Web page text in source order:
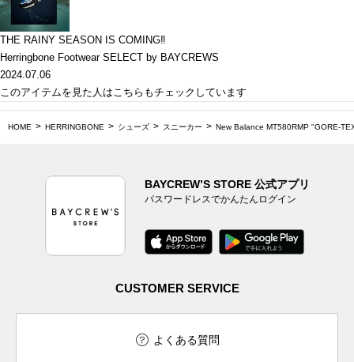
THE RAINY SEASON IS COMING‼
Herringbone Footwear SELECT by BAYCREWS
2024.07.06
このアイテムを見た人はこちらもチェックしています
HOME HERRINGBONE シューズ スニーカー New Balance MT580RMP "GORE-
BAYCREW’S STORE 公式アプリ
パスワードレスでかんたんログイン
CUSTOMER SERVICE
よくある質問